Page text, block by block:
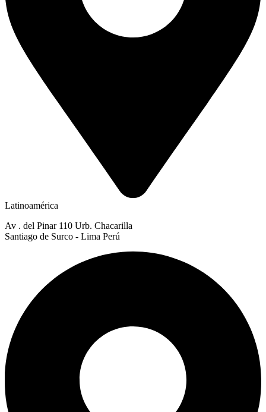
Latinoamérica
Av . del Pinar 110 Urb. Chacarilla
Santiago de Surco - Lima Perú